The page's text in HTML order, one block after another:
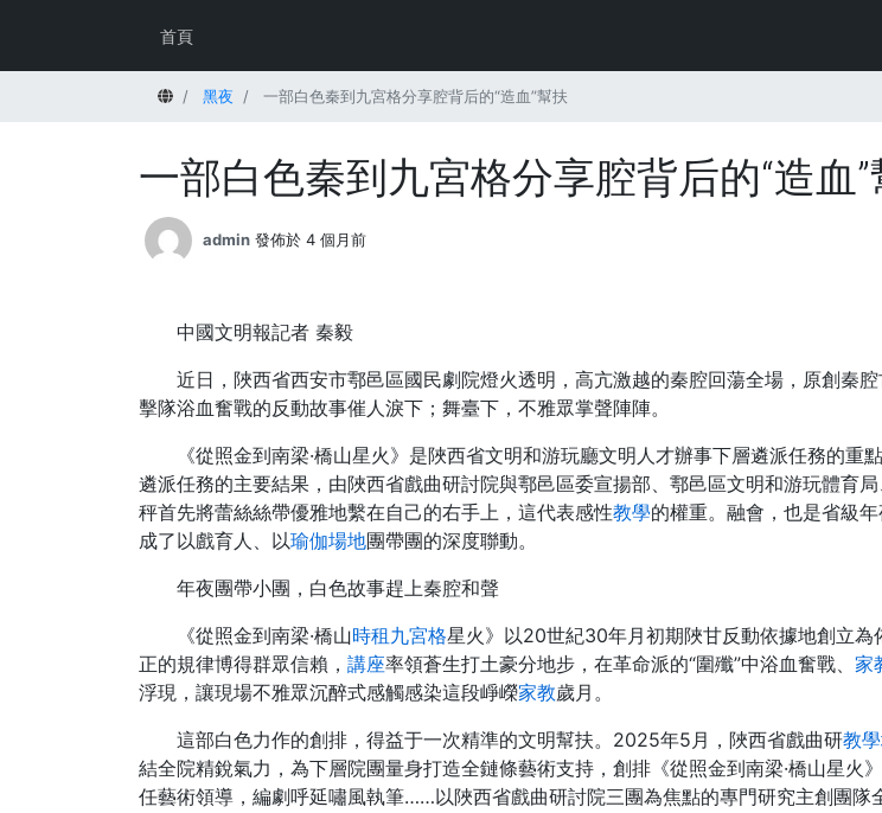
首頁
首頁 黑夜 一部白色秦到九宮格分享腔背后的“造血”幫扶
一部白色秦到九宮格分享腔背后的“造血”
admin 發佈於 4 個月前
中國文明報記者 秦毅
近日，陜西省西安市鄠邑區國民劇院燈火透明，高亢激越的秦腔回蕩全場，原創秦
擊隊浴血奮戰的反動故事催人淚下；舞臺下，不雅眾掌聲陣陣。
《從照金到南梁·橋山星火》是陜西省文明和游玩廳文明人才辦事下層遴派任務的重
遴派任務的主要結果，由陜西省戲曲研討院與鄠邑區委宣揚部、鄠邑區文明和游玩體育
秤首先將蕾絲絲帶優雅地繫在自己的右手上，這代表感性教學的權重。融會，也是省級
成了以戲育人、以瑜伽場地團帶團的深度聯動。
年夜團帶小團， 白色故事趕上秦腔和聲
《從照金到南梁·橋山時租九宮格星火》以20世紀30年月初期陜甘反動依據地創立
正的規律博得群眾信賴， 講座率領蒼生打土豪分地步，在革命派的“圍殲”中浴血奮戰、 家
浮現，讓現場不雅眾沉醉式感觸感染這段崢嶸家教歲月。
這部白色力作的創排，得益于一次精準的文明幫扶。2025年5月，陜西省戲曲研教
結全院精銳氣力，為下層院團量身打造全鏈條藝術支持，創排《從照金到南梁·橋山星火
任藝術領導，編劇呼延嘯風執筆……以陜西省戲曲研討院三團為焦點的專門研究主創團